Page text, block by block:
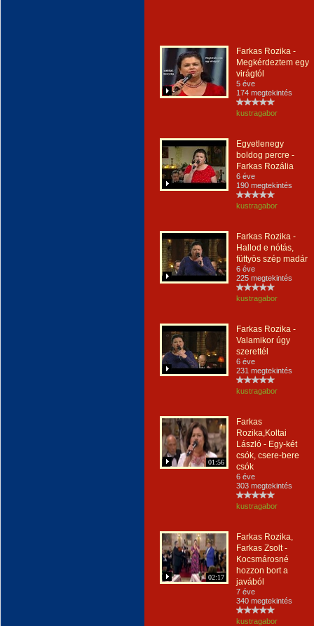
Farkas Rozika -
Megkérdeztem egy
virágtól
5 éve
174 megtekintés
kustragabor
Egyetlenegy
boldog percre -
Farkas Rozália
6 éve
190 megtekintés
kustragabor
Farkas Rozika -
Hallod e nótás,
füttyös szép madár
6 éve
225 megtekintés
kustragabor
Farkas Rozika -
Valamikor úgy
szerettél
6 éve
231 megtekintés
kustragabor
01:56
Farkas
Rozika,Koltai
László - Egy-két
csók, csere-bere
csók
6 éve
303 megtekintés
kustragabor
02:17
Farkas Rozika,
Farkas Zsolt -
Kocsmárosné
hozzon bort a
javából
7 éve
340 megtekintés
kustragabor